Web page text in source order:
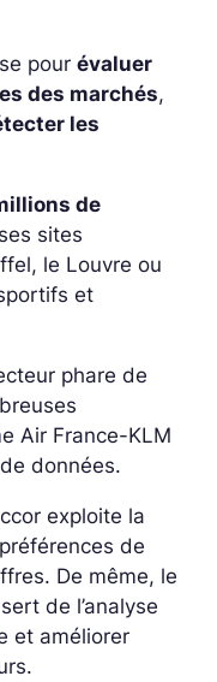
pour évaluer
des marchés,
les
de
sites
le Louvre ou
et
phare de
Air France-KLM
données.
exploite la
de
De même, le
de l’analyse
et améliorer